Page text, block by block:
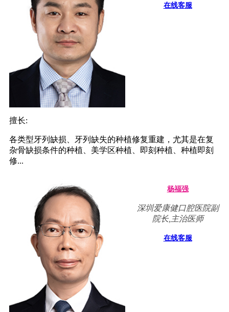
在线客服
擅长:
各类型牙列缺损、牙列缺失的种植修复重建，尤其是在复
杂骨缺损条件的种植、美学区种植、即刻种植、种植即刻
修...
杨福强
深圳爱康健口腔医院副
院长,主治医师
在线客服